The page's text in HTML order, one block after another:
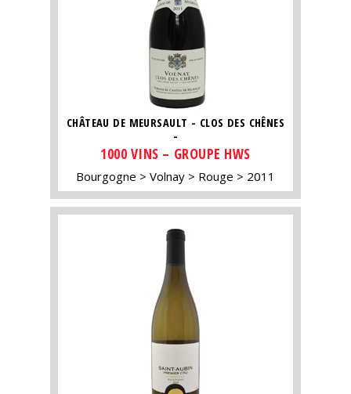
CHÂTEAU DE MEURSAULT - CLOS DES CHÊNES
-
1000 VINS – GROUPE HWS
Bourgogne Volnay Rouge 2011